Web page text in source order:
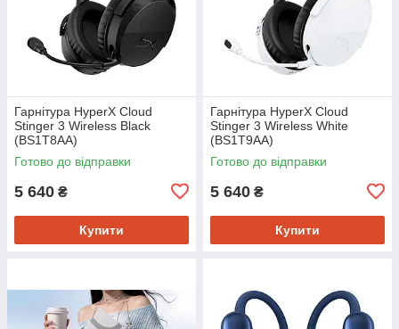
Гарнітура HyperX Cloud
Stinger 3 Wireless Black
(BS1T8AA)
Готово до відправки
5 640 ₴
Купити
Гарнітура HyperX Cloud
Stinger 3 Wireless White
(BS1T9AA)
Готово до відправки
5 640 ₴
Купити